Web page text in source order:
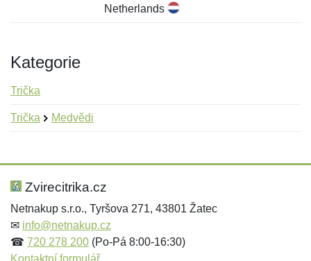
Netherlands
Kategorie
Trička
Trička Medvědi
Hodnocení:
Jméno: *
Jméno:
E-mail:*
Zvirecitrika.cz
Netnakup s.r.o., Tyršova 271, 43801 Žatec
✉ info@netnakup.cz
☎ 720 278 200 (Po-Pá 8:00-16:30)
Kontaktní formulář